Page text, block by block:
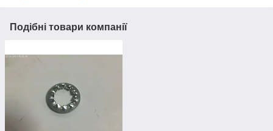
Подібні товари компанії